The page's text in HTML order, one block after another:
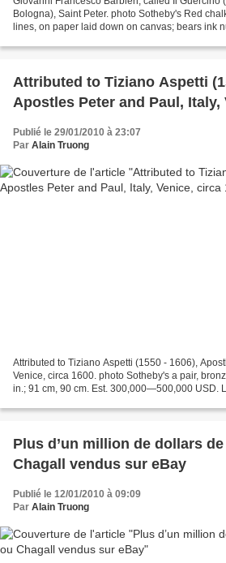
Bologna), Saint Peter. photo Sotheby's Red
lines, on paper laid down on canvas; bears ink
Attributed to Tiziano Aspetti
Apostles Peter and Paul, Italy,
Publié le 29/01/2010 à 23:07
Par Alain Truong
Attributed to Tiziano Aspetti (1550 - 1606),
Venice, circa 1600. photo Sotheby's a pair,
in.; 91 cm, 90 cm. Est. 300,000—500,000 USD.
Plus d’un million de dollars
Chagall vendus sur eBay
Publié le 12/01/2010 à 09:09
Par Alain Truong